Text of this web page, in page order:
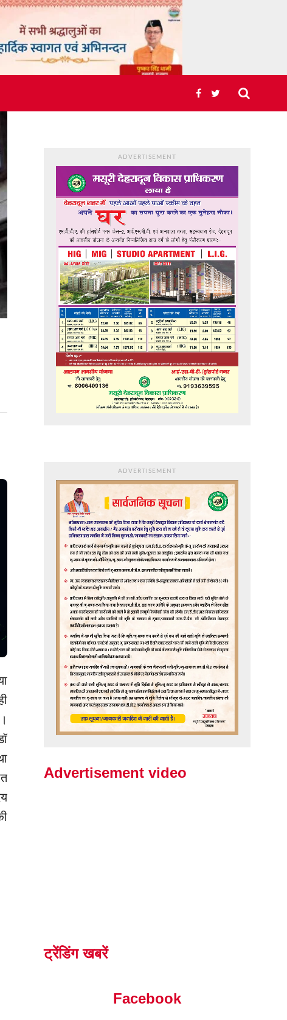
ADVERTISEMENT
ADVERTISEMENT
Advertisement video
ट्रेंडिंग खबरें
Facebook